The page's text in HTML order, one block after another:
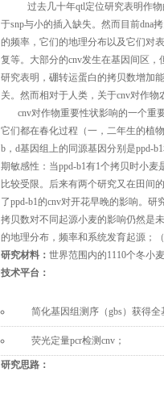
过去几十年qtl定位研究表明作物的
于snp与小的插入缺失。然而目前dna
的频率，它们的地理分布以及它们对
复等。大部分的cnv发生在基因间区
研究表明，硼转运蛋白的拷贝数增加
关。然而相对于人类，关于cnv对作
cnv对作物重要性状影响的一个重
它们都在春化过程（一，二年生的植
b，d基因组上的同源基因分别是ppd-b1
期敏感性：当ppd-b1有1个拷贝时小麦
比较受限。后来有两个研究又在田间
了ppd-b1的cnv对开花早晚的影响。研
拷贝数对不同起源小麦的影响仍然是
的地理分布，频率和系统发育起源；
研究材料： 世界范围内的1110个冬小
技术平台：
简化基因组测序（gbs）获得全
荧光定量pcr检测cnv；
研究思路：